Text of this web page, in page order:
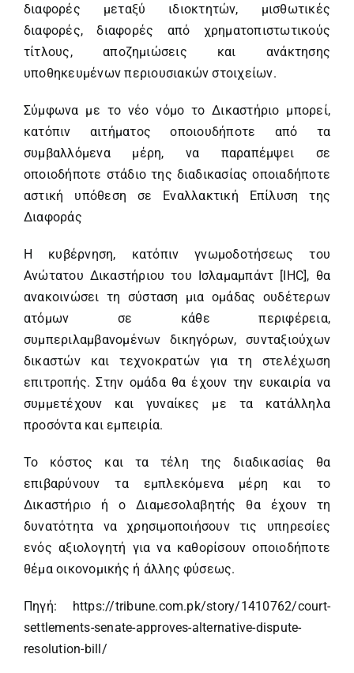
διαφορές μεταξύ ιδιοκτητών, μισθωτικές
διαφορές, διαφορές από χρηματοπιστωτικούς
τίτλους, αποζημιώσεις και ανάκτησης
υποθηκευμένων περιουσιακών στοιχείων.
Σύμφωνα με το νέο νόμο το Δικαστήριο μπορεί,
κατόπιν αιτήματος οποιουδήποτε από τα
συμβαλλόμενα μέρη, να παραπέμψει σε
οποιοδήποτε στάδιο της διαδικασίας οποιαδήποτε
αστική υπόθεση σε Εναλλακτική Επίλυση της
Διαφοράς
Η κυβέρνηση, κατόπιν γνωμοδοτήσεως του
Ανώτατου Δικαστήριου του Ισλαμαμπάντ [IHC], θα
ανακοινώσει τη σύσταση μια ομάδας ουδέτερων
ατόμων σε κάθε περιφέρεια,
συμπεριλαμβανομένων δικηγόρων, συνταξιούχων
δικαστών και τεχνοκρατών για τη στελέχωση
επιτροπής. Στην ομάδα θα έχουν την ευκαιρία να
συμμετέχουν και γυναίκες με τα κατάλληλα
προσόντα και εμπειρία.
Το κόστος και τα τέλη της διαδικασίας θα
επιβαρύνουν τα εμπλεκόμενα μέρη και το
Δικαστήριο ή ο Διαμεσολαβητής θα έχουν τη
δυνατότητα να χρησιμοποιήσουν τις υπηρεσίες
ενός αξιολογητή για να καθορίσουν οποιοδήποτε
θέμα οικονομικής ή άλλης φύσεως.
Πηγή: https://tribune.com.pk/story/1410762/court-
settlements-senate-approves-alternative-dispute-
resolution-bill/